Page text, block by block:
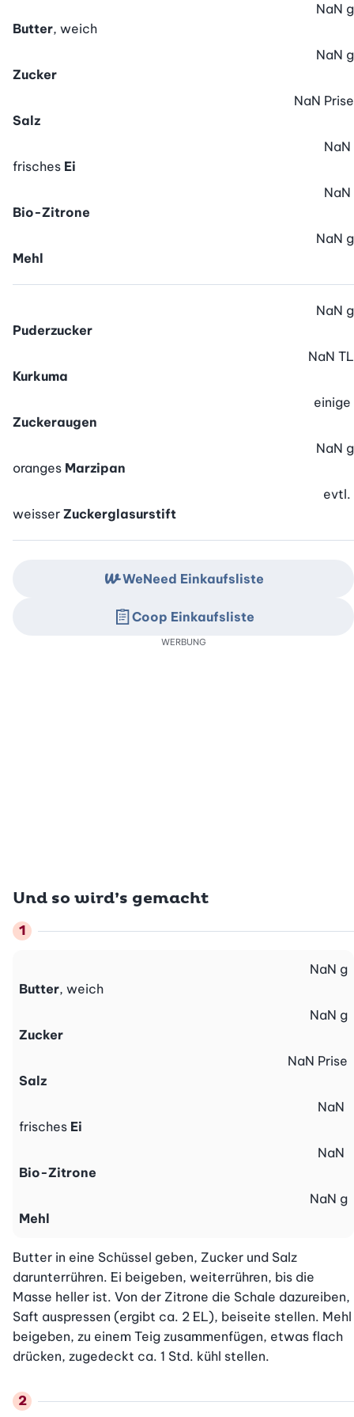
Butter, weich
NaN g
Zucker
NaN g
Salz
NaN Prise
frisches Ei
NaN
Bio-Zitrone
NaN
Mehl
NaN g
Puderzucker
NaN g
Kurkuma
NaN TL
Zuckeraugen
einige
oranges Marzipan
NaN g
weisser Zuckerglasurstift
evtl.
Und so wird’s gemacht
Butter, weich
NaN g
Zucker
NaN g
Salz
NaN Prise
frisches Ei
NaN
Bio-Zitrone
NaN
Mehl
NaN g
Butter in eine Schüssel geben, Zucker und Salz
darunterrühren. Ei beigeben, weiterrühren, bis die
Masse heller ist. Von der Zitrone die Schale dazureiben,
Saft auspressen (ergibt ca. 2 EL), beiseite stellen. Mehl
beigeben, zu einem Teig zusammenfügen, etwas flach
drücken, zugedeckt ca. 1 Std. kühl stellen.
WeNeed Einkaufsliste
Coop Einkaufsliste
WERBUNG